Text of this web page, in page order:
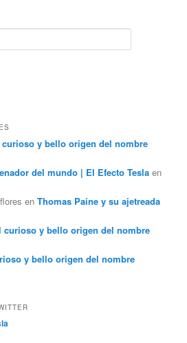
curioso y bello origen del nombre
del mundo | El Efecto Tesla en
enThomas Paine y su ajetreada
curioso y bello origen del nombre
y bello origen del nombre